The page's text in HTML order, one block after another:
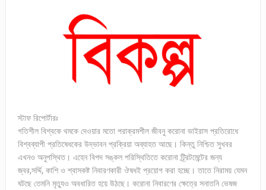
স্টাফ রিপোর্টারঃ
গতিশীল বিশ্বকে থমকে দেওয়ার মতো পরাক্রমশীল জীবনু করোনা ভাইরাস প্রতিরোধে
বিশ্বব্যাপী প্রতিষেধকের উদ্ভাবন প্রক্রিয়া অব্যাহত আছে। কিন্তু নিশ্চিত সুখবর
এখনও অনুপস্থিত। এহেন বিপদ সঙ্কল পরিস্থিতিতে করোনা ট্র্রিটমেন্টের জন্য
জ্বর,সর্দ্দি, কাশি ও শ্বাসকষ্ট নিবারণকারী ঔষধই প্রয়োগ করা হচ্ছে। তাতে নিরাময় যেমন
ঘটছে তেমনি মৃত্যুও অবধারিত হয়ে উঠছে। করোনা নিবারণের ক্ষেত্রে সনাতনি ভেষজ